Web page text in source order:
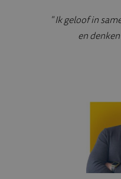
" Ik geloof in
en